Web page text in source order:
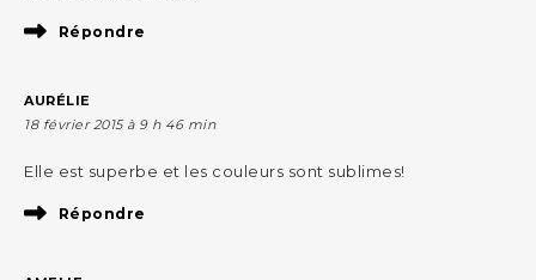
Répondre
AURÉLIE
18 février 2015 à 9 h 46 min
Elle est superbe et les couleurs sont sublimes!
Répondre